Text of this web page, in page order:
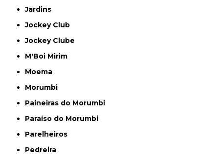
Jardins
Jockey Club
Jockey Clube
M'Boi Mirim
Moema
Morumbi
Paineiras do Morumbi
Paraíso do Morumbi
Parelheiros
Pedreira